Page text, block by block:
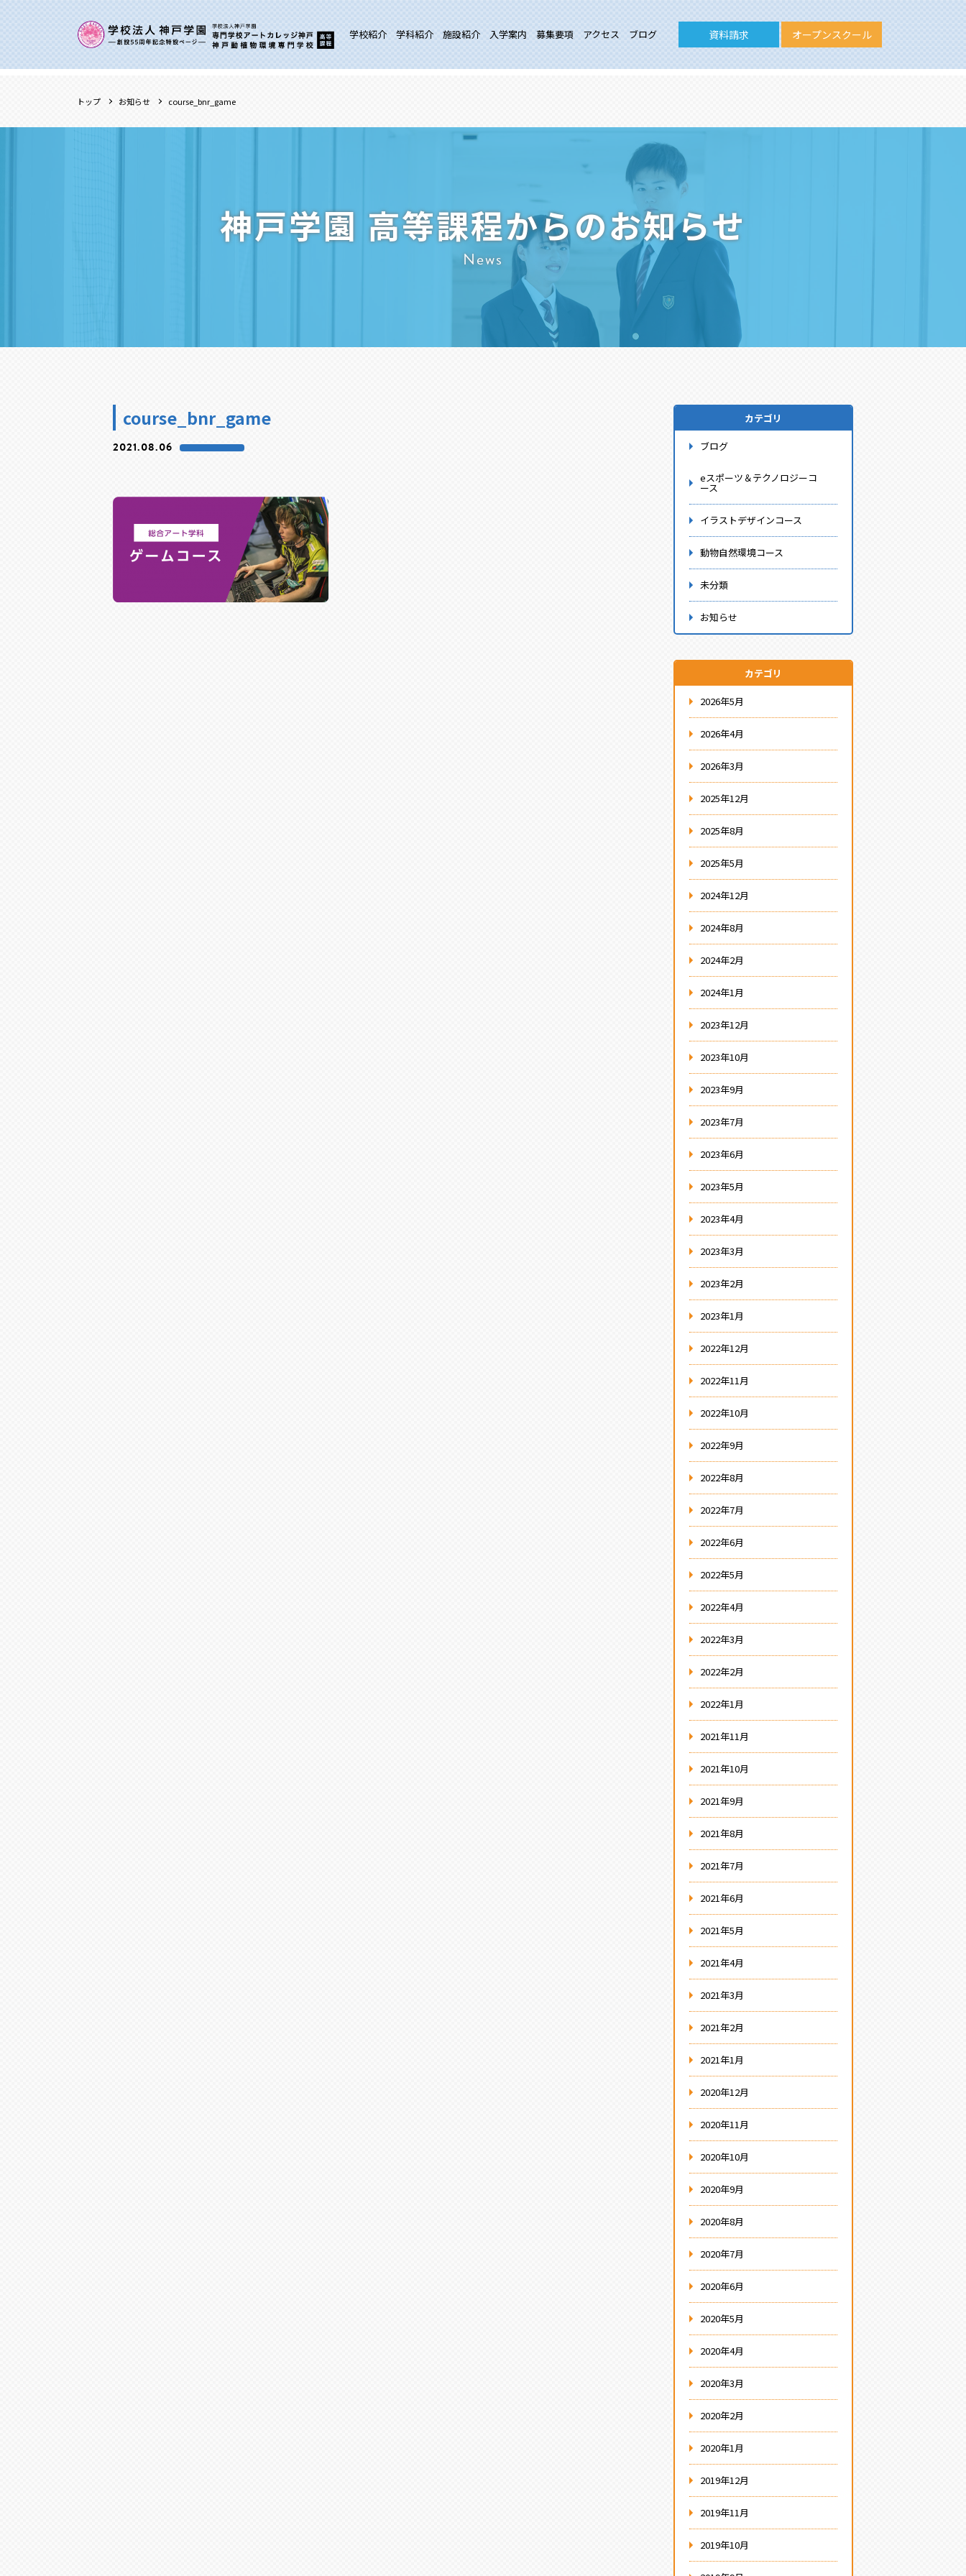
学校紹介 学科紹介 施設紹介 入学案内 募集要項 アクセス ブログ 資料請求 オープンスクール
トップ お知らせ course_bnr_game
神戸学園 高等課程からのお知らせ
News
course_bnr_game
2021.08.06
カテゴリ
ブログ
eスポーツ＆テクノロジーコ
ース
イラストデザインコース
動物自然環境コース
未分類
お知らせ
カテゴリ
2026年5月
2026年4月
2026年3月
2025年12月
2025年8月
2025年5月
2024年12月
2024年8月
2024年2月
2024年1月
2023年12月
2023年10月
2023年9月
2023年7月
2023年6月
2023年5月
2023年4月
2023年3月
2023年2月
2023年1月
2022年12月
2022年11月
2022年10月
2022年9月
2022年8月
2022年7月
2022年6月
2022年5月
2022年4月
2022年3月
2022年2月
2022年1月
2021年11月
2021年10月
2021年9月
2021年8月
2021年7月
2021年6月
2021年5月
2021年4月
2021年3月
2021年2月
2021年1月
2020年12月
2020年11月
2020年10月
2020年9月
2020年8月
2020年7月
2020年6月
2020年5月
2020年4月
2020年3月
2020年2月
2020年1月
2019年12月
2019年11月
2019年10月